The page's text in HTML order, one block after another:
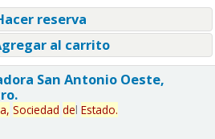
reserva
al carrito
San Antonio Oeste,
Sociedad del Estado.